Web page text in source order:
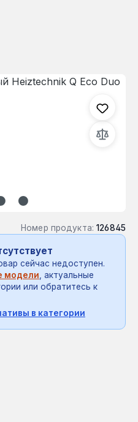
Номер продукта: 126845
сейчас недоступен.
модели, актуальные
или обратитесь к
в категории